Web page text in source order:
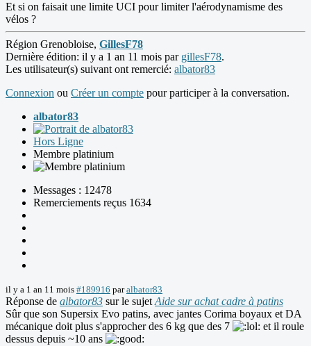
Et si on faisait une limite UCI pour limiter l'aérodynamisme des
vélos ?
Région Grenobloise, GillesF78
Dernière édition: il y a 1 an 11 mois par gillesF78.
Les utilisateur(s) suivant ont remercié: albator83
Connexion ou Créer un compte pour participer à la conversation.
albator83
Hors Ligne
Membre platinium
Messages : 12478
Remerciements reçus 1634
il y a 1 an 11 mois #189916 paralbator83
Réponse de albator83 sur le sujet Aide sur achat cadre à patins
Sûr que son Supersix Evo patins, avec jantes Corima boyaux et DA
mécanique doit plus s'approcher des 6 kg que des 7
et il roule
dessus depuis ~10 ans